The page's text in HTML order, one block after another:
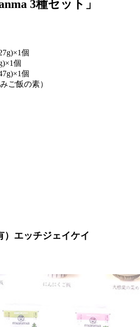
3種セット」
個
個
個
ご飯の素）
）エッチジェイケイ